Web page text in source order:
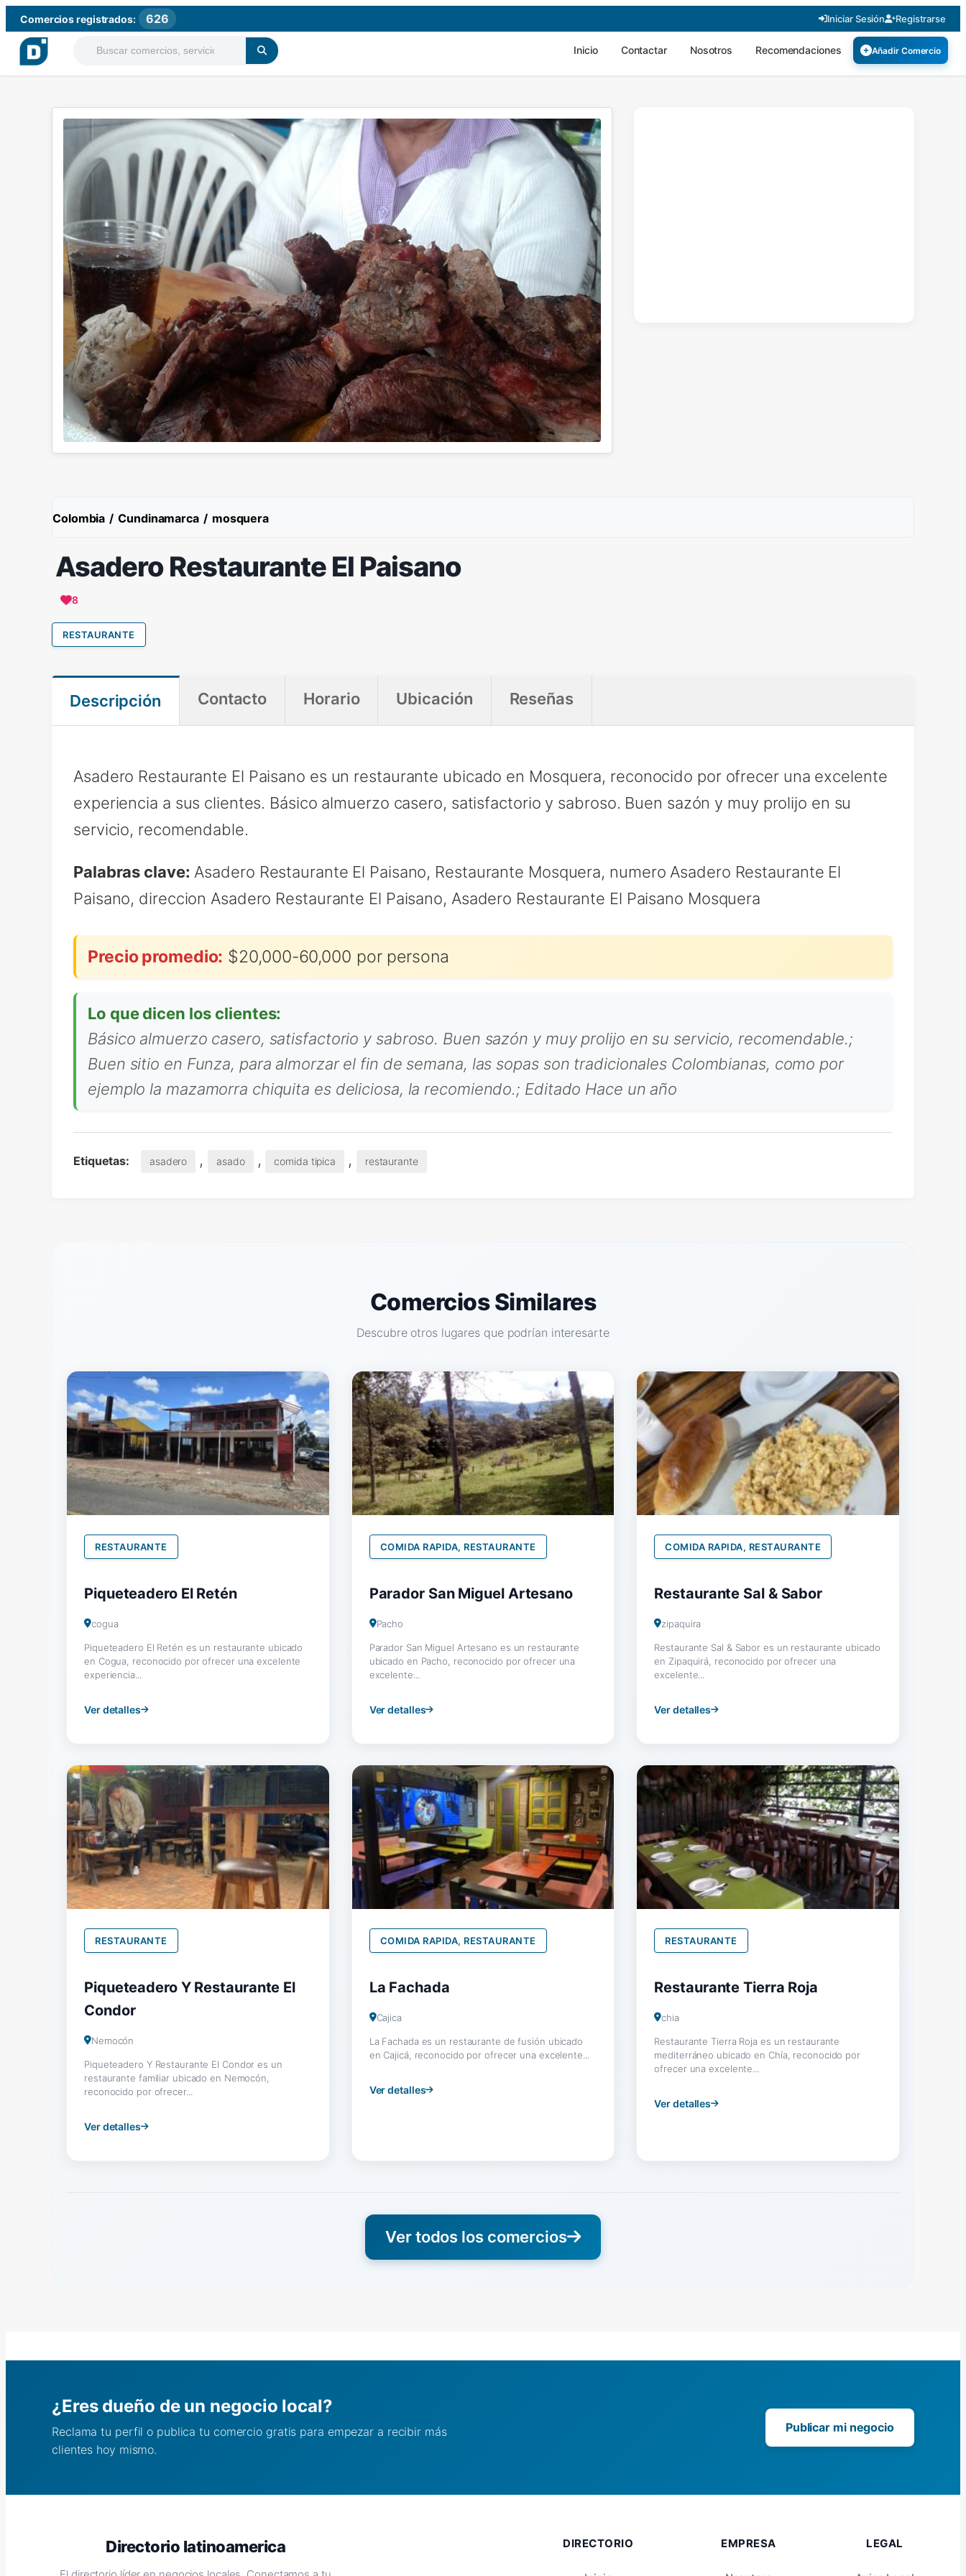
Comercios registrados: 626 Iniciar Sesión Registrarse
Inicio Contactar Nosotros Recomendaciones Añadir Comercio
Colombia / Cundinamarca / mosquera
Asadero Restaurante El Paisano
8
RESTAURANTE
Descripción Contacto Horario Ubicación Reseñas
Asadero Restaurante El Paisano es un restaurante ubicado en Mosquera, reconocido por ofrecer una excelente
experiencia a sus clientes. Básico almuerzo casero, satisfactorio y sabroso. Buen sazón y muy prolijo en su
servicio, recomendable.
Palabras clave: Asadero Restaurante El Paisano, Restaurante Mosquera, numero Asadero Restaurante El
Paisano, direccion Asadero Restaurante El Paisano, Asadero Restaurante El Paisano Mosquera
Precio promedio: $20,000-60,000 por persona
Lo que dicen los clientes:
Básico almuerzo casero, satisfactorio y sabroso. Buen sazón y muy prolijo en su servicio, recomendable.;
Buen sitio en Funza, para almorzar el fin de semana, las sopas son tradicionales Colombianas, como por
ejemplo la mazamorra chiquita es deliciosa, la recomiendo.; Editado Hace un año
Etiquetas: asadero , asado , comida tipica , restaurante
Comercios Similares
Descubre otros lugares que podrían interesarte
RESTAURANTE
Piqueteadero El Retén
cogua
Piqueteadero El Retén es un restaurante ubicado
en Cogua, reconocido por ofrecer una excelente
experiencia...
Ver detalles
COMIDA RAPIDA, RESTAURANTE
Parador San Miguel Artesano
Pacho
Parador San Miguel Artesano es un restaurante
ubicado en Pacho, reconocido por ofrecer una
excelente...
Ver detalles
COMIDA RAPIDA, RESTAURANTE
Restaurante Sal & Sabor
zipaquira
Restaurante Sal & Sabor es un restaurante ubicado
en Zipaquirá, reconocido por ofrecer una
excelente...
Ver detalles
RESTAURANTE
Piqueteadero Y Restaurante El
Condor
Nemocón
Piqueteadero Y Restaurante El Condor es un
restaurante familiar ubicado en Nemocón,
reconocido por ofrecer...
Ver detalles
COMIDA RAPIDA, RESTAURANTE
La Fachada
Cajica
La Fachada es un restaurante de fusión ubicado
en Cajicá, reconocido por ofrecer una excelente...
Ver detalles
RESTAURANTE
Restaurante Tierra Roja
chia
Restaurante Tierra Roja es un restaurante
mediterráneo ubicado en Chía, reconocido por
ofrecer una excelente...
Ver detalles
Ver todos los comercios
¿Eres dueño de un negocio local?
Reclama tu perfil o publica tu comercio gratis para empezar a recibir más
clientes hoy mismo.
Publicar mi negocio
Directorio latinoamerica DIRECTORIO EMPRESA LEGAL